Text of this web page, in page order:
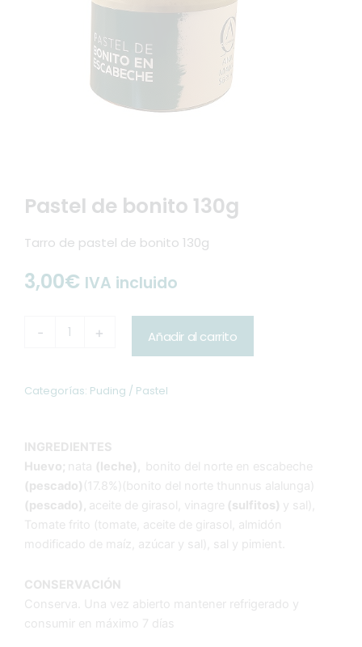
Pastel de bonito 130g
Tarro de pastel de bonito 130g
3,00€ IVA incluido
-
cantidad
+ Añadir al carrito
Categorías: Puding / Pastel
INGREDIENTES
Huevo; nata (leche), bonito del norte en escabeche
(pescado) (17.8%)(bonito del norte thunnus alalunga)
(pescado), aceite de girasol, vinagre (sulfitos) y sal),
Tomate frito (tomate, aceite de girasol, almidón
modificado de maíz, azúcar y sal), sal y pimient.
CONSERVACIÓN
Conserva. Una vez abierto mantener refrigerado y
consumir en máximo 7 días